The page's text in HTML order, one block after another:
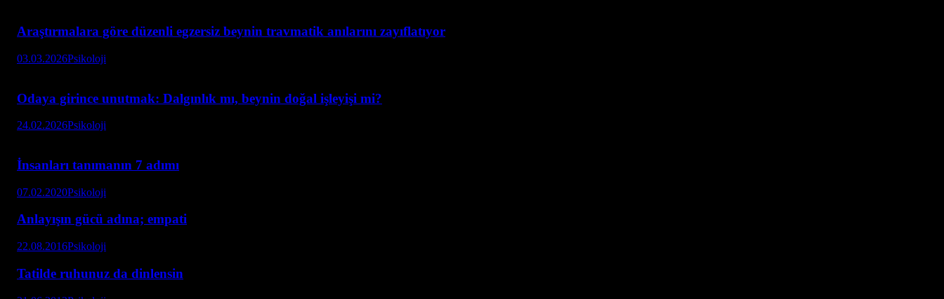
Araştırmalara göre düzenli egzersiz beynin travmatik anılarını zayıflatıyor
03.03.2026Psikoloji
Odaya girince unutmak: Dalgınlık mı, beynin doğal işleyişi mi?
24.02.2026Psikoloji
İnsanları tanımanın 7 adımı
07.02.2020Psikoloji
Anlayışın gücü adına; empati
22.08.2016Psikoloji
Tatilde ruhunuz da dinlensin